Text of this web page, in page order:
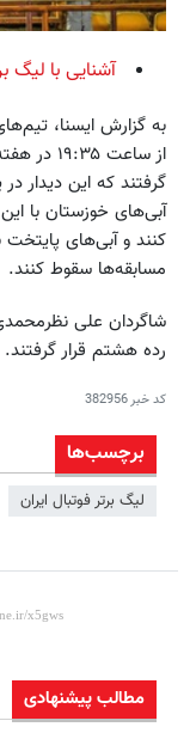
آشنایی با لیگ
به گزارش ایسنا،
از ساعت
گرفتند که این دیدار
آبی‌های خوزستان با
مسابقه‌ها سقوط کنند.
شاگردان علی نظرمحمدی
رده هشتم قرار گرفتند.
کد خبر382956
برچسب‌ها
لیگ برتر فوتبال ایران
مطالب پیشنهادی